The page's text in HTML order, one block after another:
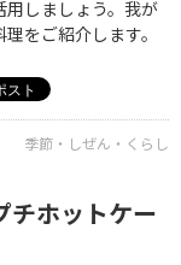
しましょう。我が
をご紹介します。
季節・しぜん・くらし
チホットケー